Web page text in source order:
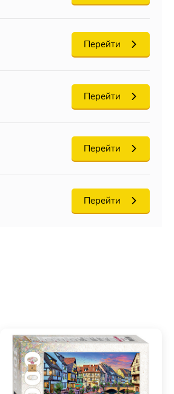
Перейти
Перейти
Перейти
Перейти